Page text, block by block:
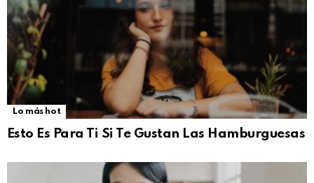
Lo más hot
Esto Es Para Ti Si Te Gustan Las Hamburguesas